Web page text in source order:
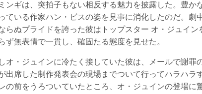
ンギは、突拍子もない相反する魅力を披露した。豊か
ている作家ハン・ビスの姿を見事に消化したのだ。劇
らぬプライドを誇った彼はトップスター オ・ジュイ
ず無表情で一貫し、確固たる態度を見せた。
オ・ジュインに冷たく接していた彼は、メールで謝罪
出席した制作発表会の現場までついて行ってハラハラ
の前をうろついていたところ、オ・ジュインの登場